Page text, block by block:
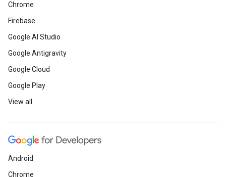
Chrome
Firebase
Google AI Studio
Google Antigravity
Google Cloud
Google Play
View all
Android
Chrome